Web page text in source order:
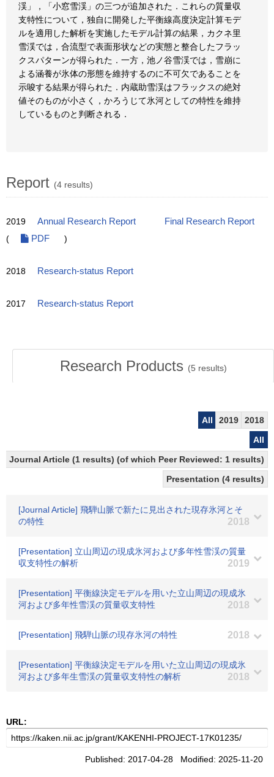
渓」，「小窓雪渓」の三つが追加された．これらの質量収
支特性について，独自に開発した平衡線高度決定計算モデ
ルを適用した解析を実施したモデル計算の結果，カクネ里
雪渓では，合流型で表面形状などの実態と整合したフラッ
クスパターンが得られた．一方，池ノ谷雪渓では，雪崩に
よる涵養が氷体の形態を維持するのに不可欠であることを
示唆する結果が得られた．内蔵助雪渓はフラックスの絶対
値そのものが小さく，かろうじて氷河としての特性を維持
しているものと判断される．
Report (4 results)
2019 Annual Research Report
Final Research Report
(
PDF )
2018 Research-status Report
2017 Research-status Report
Research Products (5 results)
All 2019
2018
All
Journal Article (1 results) (of which Peer Reviewed: 1 results)
Presentation (4 results)
[Journal Article] 飛騨山脈で新たに見出された現存氷河とそ
の特性
2018
[Presentation] 立山周辺の現成氷河および多年性雪渓の質量
収支特性の解析
2019
[Presentation] 平衡線決定モデルを用いた立山周辺の現成氷
河および多年性雪渓の質量収支特性
2018
[Presentation] 飛騨山脈の現存氷河の特性 2018
[Presentation] 平衡線決定モデルを用いた立山周辺の現成氷
河および多年生雪渓の質量収支特性の解析
2018
URL:
Published: 2017-04-28 Modified: 2025-11-20